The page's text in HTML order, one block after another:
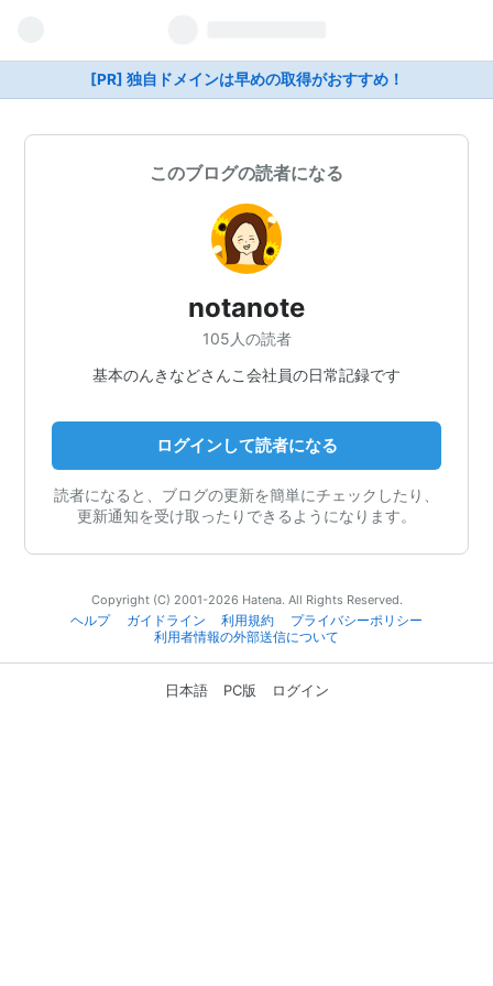
[PR] 独自ドメインは早めの取得がおすすめ！
このブログの読者になる
notanote
105人の読者
基本のんきなどさんこ会社員の日常記録です
ログインして読者になる
読者になると、ブログの更新を簡単にチェックしたり、
更新通知を受け取ったりできるようになります。
Copyright (C) 2001-2026 Hatena. All Rights Reserved.
ヘルプ
ガイドライン 利用規約
プライバシーポリシー
利用者情報の外部送信について
日本語 PC版 ログイン